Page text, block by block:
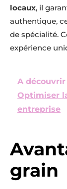
locaux, il
authentique,
de spécialité.
expérience
A découvrir
Optimiser
entreprise
grain